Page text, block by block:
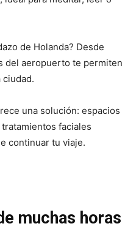
de Holanda? Desde
del aeropuerto te permiten
una solución: espacios
faciales
continuar tu viaje.
muchas horas